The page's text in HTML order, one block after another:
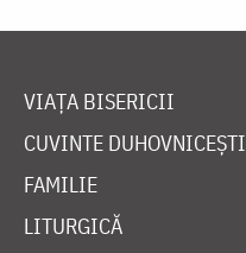
VIAȚA BISERICII
CUVINTE DUHOVNICEȘTI
FAMILIE
LITURGICĂ